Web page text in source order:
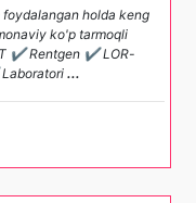
holda keng
ko'p tarmoqli
✔ Rentgen ✔ LOR-
...